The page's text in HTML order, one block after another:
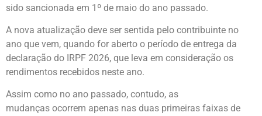
sido sancionada em 1º de maio do ano passado.
A nova atualização deve ser sentida pelo contribuinte no
ano que vem, quando for aberto o período de entrega da
declaração do IRPF 2026, que leva em consideração os
rendimentos recebidos neste ano.
Assim como no ano passado, contudo, as
mudanças ocorrem apenas nas duas primeiras faixas de